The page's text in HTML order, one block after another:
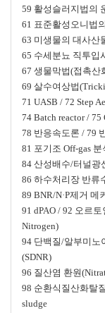
59 활성슬러지법의
61 표준활성오니법
63 미생물의 대사산
65 수세분뇨 직투입
67 생물막법(접촉산
69 살수여상법
71 UASB / 72 Step
74 Batch reactor / 75
78 반응속도론 / 79
81 포기조 Off-gas
84 산성배수/터널광
86 하수처리장 반류
89 BNR/N·P제거 메
91 dPAO / 92 오르
Nitrogen)
94 단백질/알부미노
(SDNR)
96 질산염 환원
98 순환식질산화탈
sludge